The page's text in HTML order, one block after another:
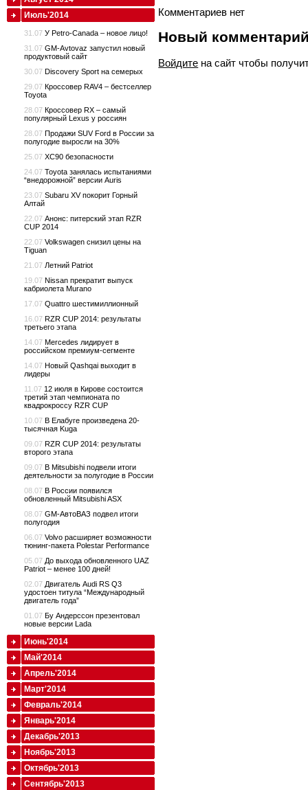
Комментариев нет
Новый
Войдите на сайт чтобы
Июль'2014
31.07 У Petro-Canada – новое лицо!
31.07 GM-Avtovaz запустил новый
продуктовый сайт
30.07 Discovery Sport на семерых
29.07 Кроссовер RAV4 – бестселлер
Toyota
28.07 Кроссовер RX – самый
популярный Lexus у россиян
28.07 Продажи SUV Ford в России за
полугодие выросли на 30%
25.07 XC90 безопасности
24.07 Toyota занялась испытаниями
“внедорожной” версии Auris
23.07 Subaru XV покорит Горный
Алтай
22.07 Анонс: питерский этап RZR
CUP 2014
22.07 Volkswagen снизил цены на
Tiguan
21.07 Летний Patriot
19.07 Nissan прекратит выпуск
кабриолета Murano
17.07 Quattro шестимиллионный
16.07 RZR CUP 2014: результаты
третьего этапа
14.07 Mercedes лидирует в
российском премиум-сегменте
14.07 Новый Qashqai выходит в
лидеры
11.07 12 июля в Кирове состоится
третий этап чемпионата по
квадрокроссу RZR CUP
10.07 В Елабуге произведена 20-
тысячная Kuga
09.07 RZR CUP 2014: результаты
второго этапа
09.07 В Mitsubishi подвели итоги
деятельности за полугодие в России
08.07 В России появился
обновленный Mitsubishi ASX
08.07 GM-АвтоВАЗ подвел итоги
полугодия
06.07 Volvo расширяет возможности
тюнинг-пакета Polestar Performance
05.07 До выхода обновленного UAZ
Patriot – менее 100 дней!
02.07 Двигатель Audi RS Q3
удостоен титула “Международный
двигатель года”
01.07 Бу Андерссон презентовал
новые версии Lada
Июнь'2014
Май'2014
Апрель'2014
Март'2014
Февраль'2014
Январь'2014
Декабрь'2013
Ноябрь'2013
Октябрь'2013
Сентябрь'2013